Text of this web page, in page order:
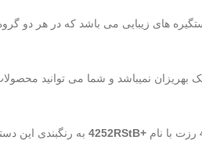
های زیبایی می باشد که در هر دو
بهریزان نمیباشد و شما می توانید
+4252RStB به رنگبندی این